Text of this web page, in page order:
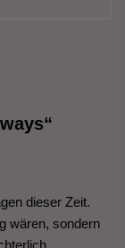
dieser Zeit.
wären, sondern